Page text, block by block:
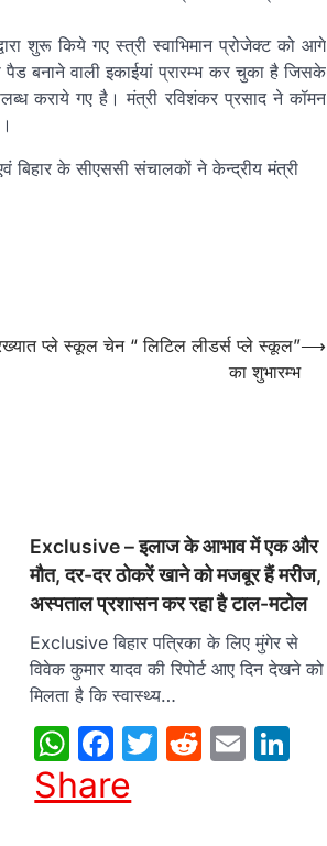
शुरू किये गए स्त्री स्वाभिमान प्रोजेक्ट को आगे
बनाने वाली इकाईयां प्रारम्भ कर चुका है जिसके
कराये गए है। मंत्री रविशंकर प्रसाद ने कॉमन
बिहार के सीएससी संचालकों ने केन्द्रीय मंत्री
प्ले स्कूल चेन “ लिटिल लीडर्स प्ले स्कूल”
का शुभारम्भ
⟶
Exclusive – इलाज के आभाव में एक और
मौत, दर-दर ठोकरें खाने को मजबूर हैं मरीज,
अस्पताल प्रशासन कर रहा है टाल-मटोल
Exclusive बिहार पत्रिका के लिए मुंगेर से
विवेक कुमार यादव की रिपोर्ट आए दिन देखने को
मिलता है कि स्वास्थ्य…
WhatsApp
Facebook
Twitter
Reddit
Email
Share